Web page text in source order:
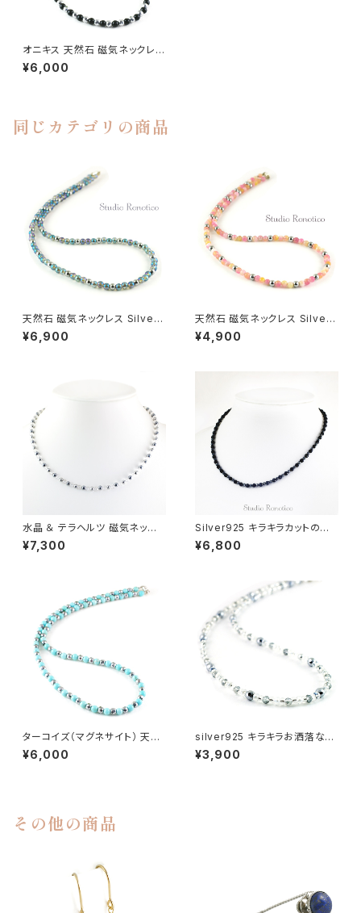
オニキス 天然石 磁気ネックレス
Silver925マグネットクラスプ
おしゃれ 女性 男性 ユニセック
¥6,000
同じカテゴリの商品
天然石 磁気ネックレス Silver9
25マグネットクラスプ おしゃれ
女性 男性 ユニセックス ブルー
¥6,900
天然石 磁気ネックレス Silver9
25マグネットクラスプ おしゃれ
女性 男性 ユニセックス クォー
¥4,900
水晶 ＆ テラヘルツ 磁気ネック
レス Silver925マグネットクラ
スプ 女性 男性 ユニセックス 日
¥7,300
Silver925 キラキラカットのブラ
ックトルマリン おしゃれ磁気ネッ
クレス 43cm nk-15
¥6,800
ターコイズ（マグネサイト） 天然
石 磁気ネックレス Silver925マ
グネットクラスプ おしゃれ 女性
¥6,000
silver925 キラキラお洒落な磁
気ネックレス ガラスビーズとヘ
マタイト シルバー 長さ選べるマ
¥3,900
その他の商品